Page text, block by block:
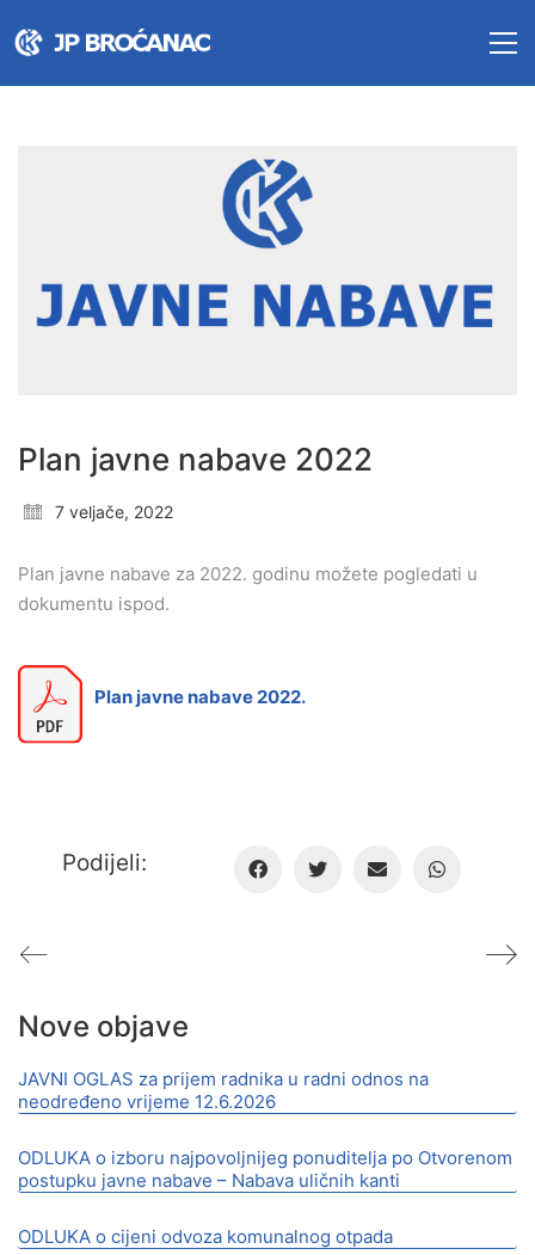
Nove objave
JAVNI OGLAS za prijem radnika u radni odnos na
neodređeno vrijeme 12.6.2026
ODLUKA o izboru najpovoljnijeg ponuditelja po Otvorenom
postupku javne nabave – Nabava uličnih kanti
ODLUKA o cijeni odvoza komunalnog otpada
Plan javne nabave 2022
7 veljače, 2022
Plan javne nabave za 2022. godinu možete pogledati u
dokumentu ispod.
Plan javne nabave 2022.
Podijeli: